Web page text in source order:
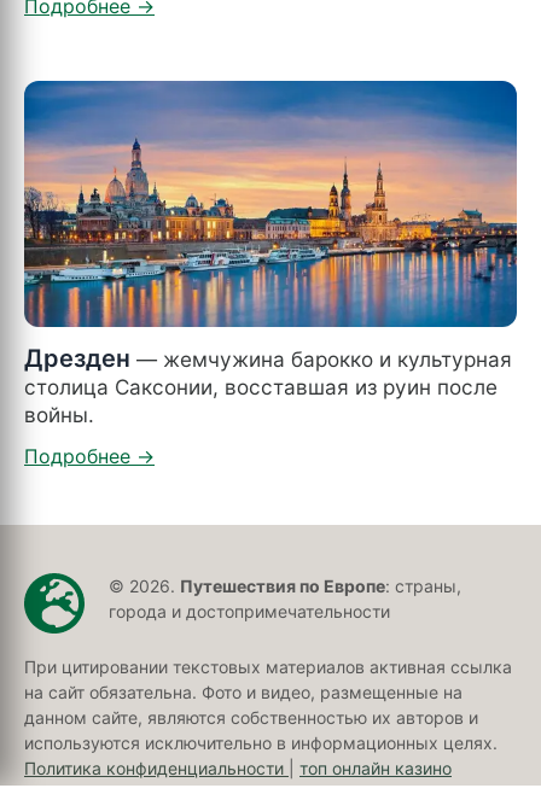
Дрезден — жемчужина барокко и культурная
столица Саксонии, восставшая из руин после
войны.
© 2026. Путешествия по Европе: страны,
города и достопримечательности
При цитировании текстовых материалов активная ссылка
на сайт обязательна. Фото и видео, размещенные на
данном сайте, являются собственностью их авторов и
используются исключительно в информационных целях.
Политика конфиденциальности
топ онлайн казино